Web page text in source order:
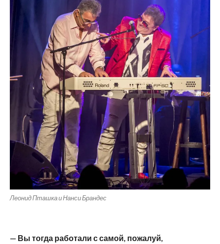
Леонид Пташка и Нанси Брандес
— Вы тогда работали с самой, пожалуй,